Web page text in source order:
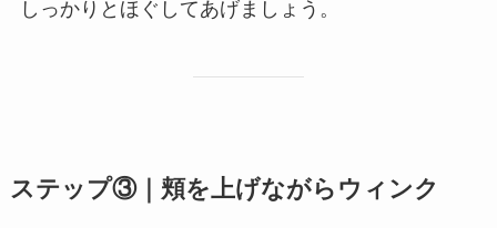
しっかりとほぐしてあげましょう。
ステップ③｜頬を上げながらウィンク